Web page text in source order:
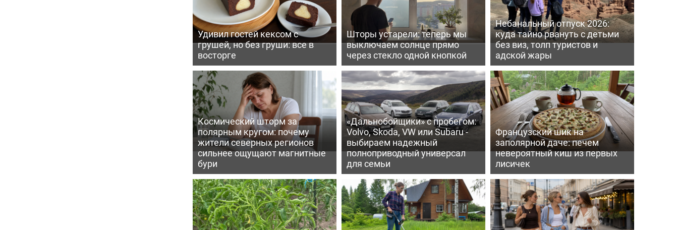
Удивил гостей кексом с
грушей, но без груши: все в
восторге
Шторы устарели: теперь мы
выключаем солнце прямо
через стекло одной кнопкой
Небанальный отпуск 2026:
куда тайно рвануть с детьми
без виз, толп туристов и
адской жары
Космический шторм за
полярным кругом: почему
жители северных регионов
сильнее ощущают магнитные
бури
«Дальнобойщики» с пробегом:
Volvo, Skoda, VW или Subaru -
выбираем надежный
полноприводный универсал
для семьи
Французский шик на
заполярной даче: печем
невероятный киш из первых
лисичек